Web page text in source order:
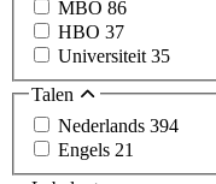
MBO 86
HBO 37
Universiteit 35
Talen
Nederlands 394
Engels 21